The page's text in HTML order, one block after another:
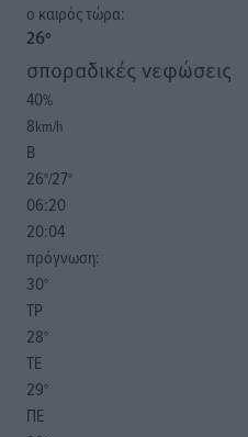
o καιρός τώρα:
26°
σποραδικές νεφώσεις
40%
8km/h
Β
26°/27°
06:20
20:04
πρόγνωση:
30°
ΤΡ
28°
ΤΕ
29°
ΠΕ